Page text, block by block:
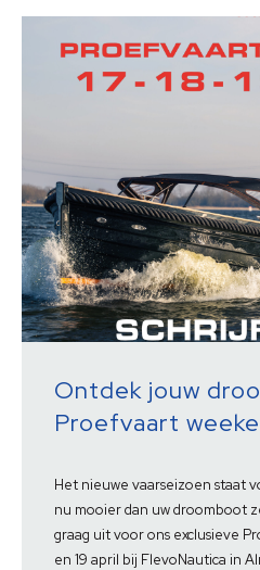
Ontdek jouw
Proefvaart
Het nieuwe vaarseizoen staat
nu mooier dan uw droomboot
graag uit voor ons exclusieve
en 19 april bij FlevoNautica in